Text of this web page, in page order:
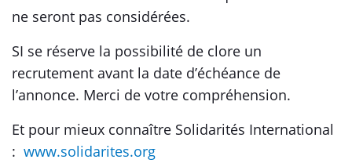
ne seront pas considérées.
SI se réserve la possibilité de clore un
recrutement avant la date d’échéance de
l’annonce. Merci de votre compréhension.
Et pour mieux connaître Solidarités International
: www.solidarites.org